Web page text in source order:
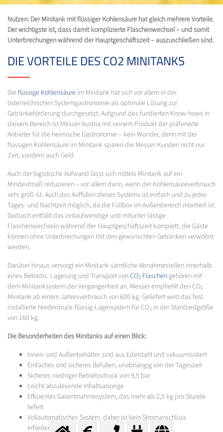
Nutzen: Der Minitank mit flüssiger Kohlensäure hat gleich mehrere Vorteile.
Der wichtigste ist, dass damit komplizierte Flaschenwechsel – und somit
Unterbrechungen während der Hauptgeschäftszeit – auszuschließen sind.
DIE VORTEILE DES CO2 MINITANKS
Dieflüssige Kohlensäure im Minitank hat sich vor allem in der
österreichischen Systemgastronomie als optimale Lösung zur
Getränkeförderung durchgesetzt. Aufgrund des fundierten Know-hows in
diesem Bereich ist Messer Austria mit seinem Produkt der präferierte
Anbieter für die heimische Gastronomie – kein Wunder, denn mit der
flüssigen Kohlensäure im Minitank sparen die Messer-Kunden nicht nur
Zeit, sondern auch Geld.
Auch der logistische Aufwand lässt sich mittels Minitank auf ein
Mindestmaß reduzieren – vor allem dann, wenn der Kohlensäureverbrauch
sehr groß ist. Auch das Auffüllen dieses Systems ist einfach und zu jeder
Tages- und Nachtzeit möglich, da die Füllbox im Außenbereich montiert ist.
Dadurch entfällt das zeitaufwendige und mitunter lästige
Flaschenwechseln während der Hauptgeschäftszeit komplett; die Gäste
können ohne Unterbrechungen mit den gewünschten Getränken verwöhnt
werden.
Darüber hinaus versorgt ein Minitank sämtliche Abnahmestellen innerhalb
eines Betriebs. Lagerung und Transport vonCO2 Flaschen gehören mit
dem Minitanksystem der Vergangenheit an. Messer empfiehlt den CO2
Minitank ab einem Jahresverbrauch von 600 kg. Geliefert wird das fest
installierte Niederdruck-flüssig-Lagersystem für CO2 in der Standardgröße
von 160 kg.
Die Besonderheiten des Minitanks auf einen Blick:
Innen- und Außenbehälter sind aus Edelstahl und vakuumisoliert
Einfaches und sicheres Befüllen, unabhängig von der Tageszeit
Sicherer, niedriger Betriebsdruck von 9,5 bar
Leicht abzulesende Inhaltsanzeige
Effizientes Gasentnahmesystem, das mehr als 2,5 kg pro Stunde
liefert
Vollautomatisches System, daher ist kein Stromanschluss
erforderlich.